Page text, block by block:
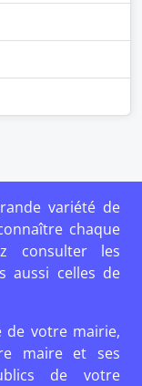
variété de
chaque
consulter les
aussi celles de
de votre mairie,
maire et ses
de votre